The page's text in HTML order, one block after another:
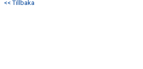
<< Tillbaka